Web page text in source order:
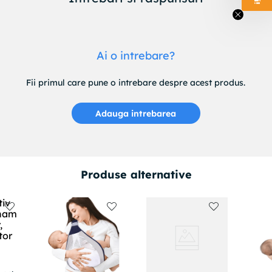
Ai o intrebare?
Fii primul care pune o intrebare despre acest produs.
Adauga intrebarea
Produse alternative